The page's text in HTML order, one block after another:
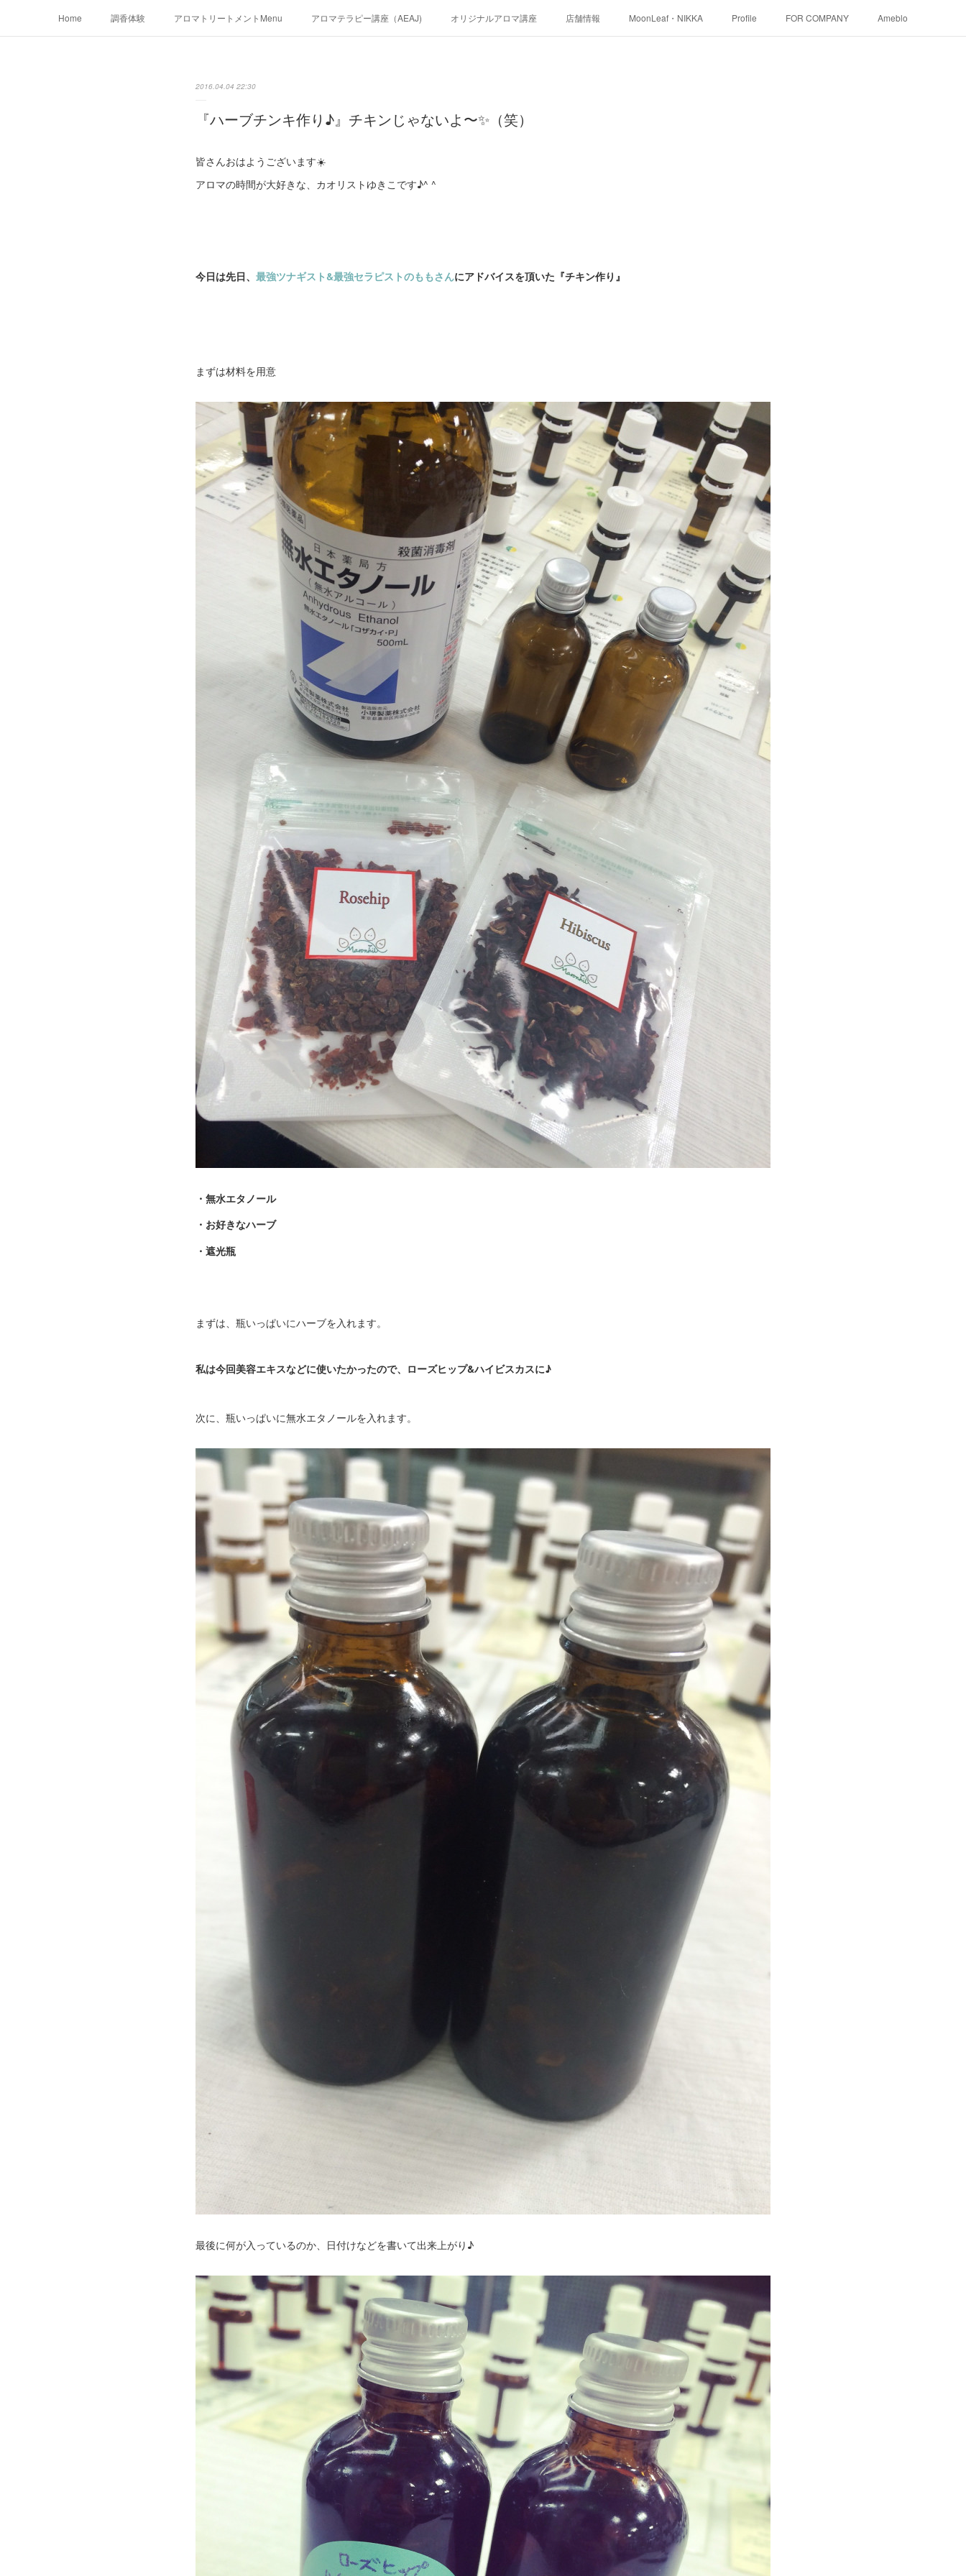
Home 調香体験 アロマトリートメントMenu アロマテラピー講座（AEAJ) オリジナルアロマ講座 店舗情報 MoonLeaf・NIKKA Profile FOR COMPANY Ameblo
2016.04.04 22:30
『ハーブチンキ作り♪』チキンじゃないよ〜✨（笑）
皆さんおはようございます☀️
アロマの時間が大好きな、カオリストゆきこです♪^ ^
今日は先日、 最強ツナギスト&最強セラピストのももさんにアドバイスを頂いた『チキン作り』
まずは材料を用意
・無水エタノール
・お好きなハーブ
・遮光瓶
まずは、瓶いっぱいにハーブを入れます。
私は今回美容エキスなどに使いたかったので、ローズヒップ&ハイビスカスに♪
次に、瓶いっぱいに無水エタノールを入れます。
最後に何が入っているのか、日付けなどを書いて出来上がり♪